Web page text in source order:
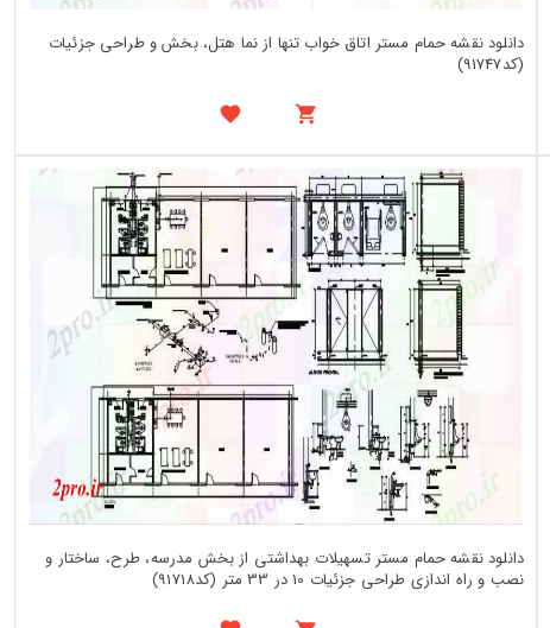
دانلود نقشه حمام مستر اتاق خواب تنها از نما هتل، بخش و طراحی جزئیات
(کد91747)
دانلود نقشه حمام مستر تسهیلات بهداشتی از بخش مدرسه، طرح، ساختار و
نصب و راه اندازی طراحی جزئیات 10 در 33 متر (کد91718)